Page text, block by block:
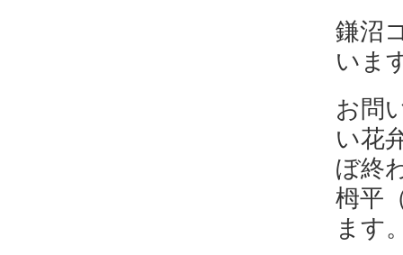
鎌沼
いま
お問
い花
ぼ終
栂平
ます